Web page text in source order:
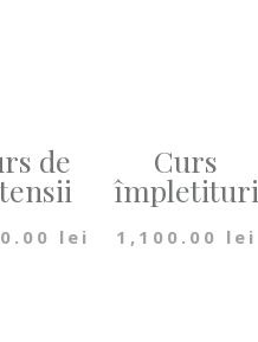
de
lei
Curs
împletituri
1,100.00 lei